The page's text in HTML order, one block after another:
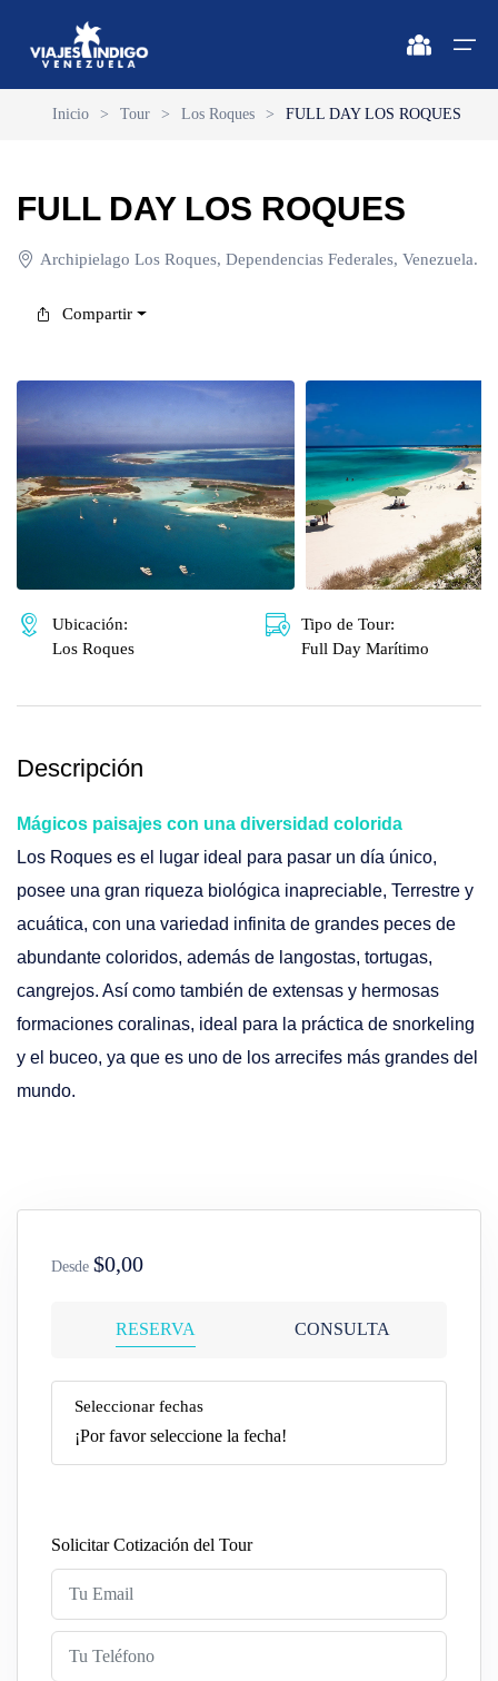
Destinos
Destinos
🔍 Sol y Playa
🌴 Coche
🌴 Los Roques
🌴 Anzoátegui
🌴 Mochima
🌴 Península de Paria
🔍 Naturaleza y Ciudad
🔍 Naturaleza y Ciudad
🌴 Mérida
🌴 Delta del Orinoco
🌴 Colonia Tovar
🌴 Catatumbo
Vuelos
Apartamentos
Vehículos
Cruceros
Circuitos
Promociones
Inicio > Tour > Los Roques > FULL DAY LOS ROQUES
FULL DAY LOS ROQUES
Archipielago Los Roques, Dependencias Federales, Venezuela.
Compartir
Ubicación:
Los Roques
Tipo de Tour:
Full Day Marítimo
Descripción
Mágicos paisajes con una diversidad colorida
Los Roques es el lugar ideal para pasar un día único,
posee una gran riqueza biológica inapreciable, Terrestre y
acuática, con una variedad infinita de grandes peces de
abundante coloridos, además de langostas, tortugas,
cangrejos. Así como también de extensas y hermosas
formaciones coralinas, ideal para la práctica de snorkeling
y el buceo, ya que es uno de los arrecifes más grandes del
mundo.
Desde $0,00
RESERVA CONSULTA
Seleccionar fechas
¡Por favor seleccione la fecha!
Solicitar Cotización del Tour